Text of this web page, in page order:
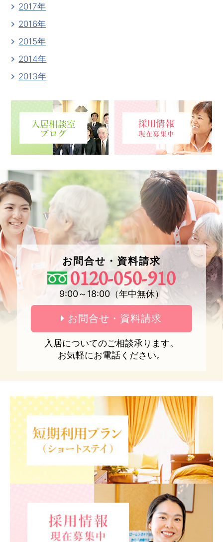
2017年
2016年
2015年
2014年
2013年
お問合せ・資料請求
0120-050-910
9:00～18:00（年中無休）
お問合せ・資料請求
入居についてのご相談承ります。
お気軽にお電話ください。